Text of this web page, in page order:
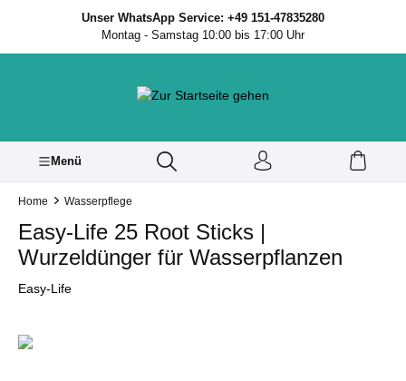
springenUnser WhatsApp Service: +49 151-47835280
Montag - Samstag 10:00 bis 17:00 Uhr
Menü
Home Wasserpflege
Easy-Life 25 Root Sticks |
Wurzeldünger für Wasserpflanzen
Easy-Life